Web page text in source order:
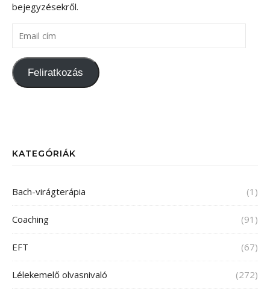
bejegyzésekről.
Feliratkozás
KATEGÓRIÁK
Bach-virágterápia (1)
Coaching (91)
EFT (67)
Lélekemelő olvasnivaló (272)